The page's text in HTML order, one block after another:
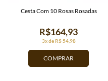
COMPRAR
3x de R$ 54,98
R$164,93
Cesta Com 10 Rosas Rosadas